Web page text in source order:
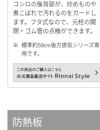
コンロの後背部が、炒めものや
煮こぼれで汚れるのをガードし
ます。フタ式なので、元栓の開
閉・ゴム管の点検ができます。
※ 標準約59cm後方排気シリーズ専
用です。
防熱板